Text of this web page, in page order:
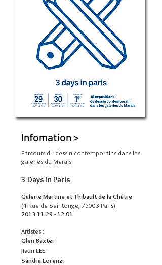
Infomation >
Parcours du dessin contemporains dans les
galeries du Marais
3 Days in Paris
Galerie Martine et Thibault de la Châtre
(4 Rue de Saintonge, 75003 Paris)
2013.11.29 - 12.01
Artistes :
Glen Baxter
Jisun LEE
Sandra Lorenzi